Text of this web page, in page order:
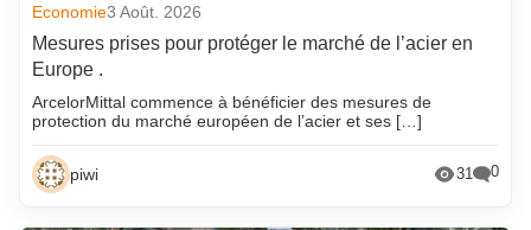
Economie3 Août. 2026
Mesures prises pour protéger le marché de l’acier en
Europe .
ArcelorMittal commence à bénéficier des mesures de
protection du marché européen de l’acier et ses […]
piwi 31 0